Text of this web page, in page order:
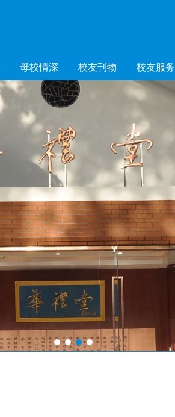
母校情深 校友刊物 校友服务